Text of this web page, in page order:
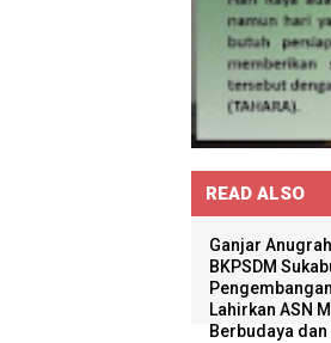
READ ALSO
Ganjar
BKPSDM
Lahirkan ASN
Berbudaya dan